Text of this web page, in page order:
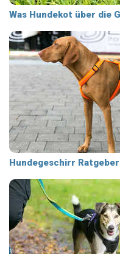
Was Hundekot über die
Hundegeschirr Ratgeber